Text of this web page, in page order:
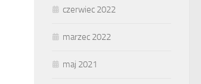
czerwiec 2022
marzec 2022
maj 2021